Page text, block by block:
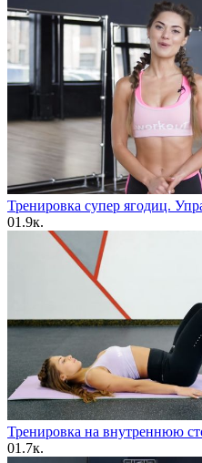
Тренировка супер ягодиц.
01.9к.
Тренировка на внутреннюю
01.7к.